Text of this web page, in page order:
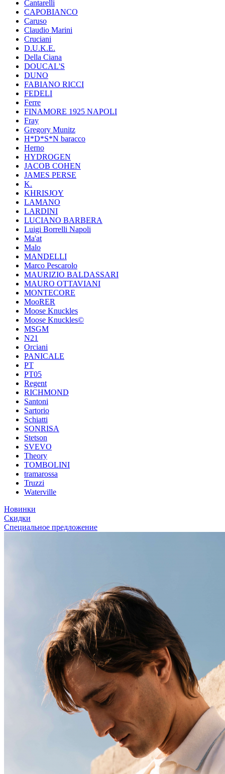
Cantarelli
CAPOBIANCO
Caruso
Claudio Marini
Cruciani
D.U.K.E.
Della Ciana
DOUCAL'S
DUNO
FABIANO RICCI
FEDELI
Ferre
FINAMORE 1925 NAPOLI
Fray
Gregory Munitz
H*D*S*N baracco
Herno
HYDROGEN
JACOB COHEN
JAMES PERSE
K.
KHRISJOY
LAMANO
LARDINI
LUCIANO BARBERA
Luigi Borrelli Napoli
Ma'at
Malo
MANDELLI
Marco Pescarolo
MAURIZIO BALDASSARI
MAURO OTTAVIANI
MONTECORE
MooRER
Moose Knuckles
Moose Knuckles©️
MSGM
N21
Orciani
PANICALE
PT
PT05
Regent
RICHMOND
Santoni
Sartorio
Schiatti
SONRISA
Stetson
SVEVO
Theory
TOMBOLINI
tramarossa
Truzzi
Waterville
Новинки
Скидки
Специальное предложение